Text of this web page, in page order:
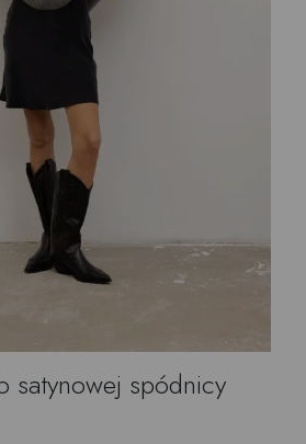
satynowej spódnicy